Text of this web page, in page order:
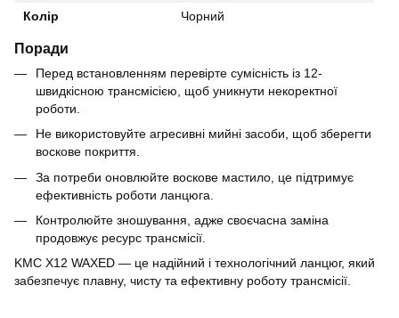
Колір Чорний
Поради
Перед встановленням перевірте сумісність із 12-
швидкісною трансмісією, щоб уникнути некоректної
роботи.
Не використовуйте агресивні мийні засоби, щоб зберегти
воскове покриття.
За потреби оновлюйте воскове мастило, це підтримує
ефективність роботи ланцюга.
Контролюйте зношування, адже своєчасна заміна
продовжує ресурс трансмісії.
KMC X12 WAXED — це надійний і технологічний ланцюг, який
забезпечує плавну, чисту та ефективну роботу трансмісії.